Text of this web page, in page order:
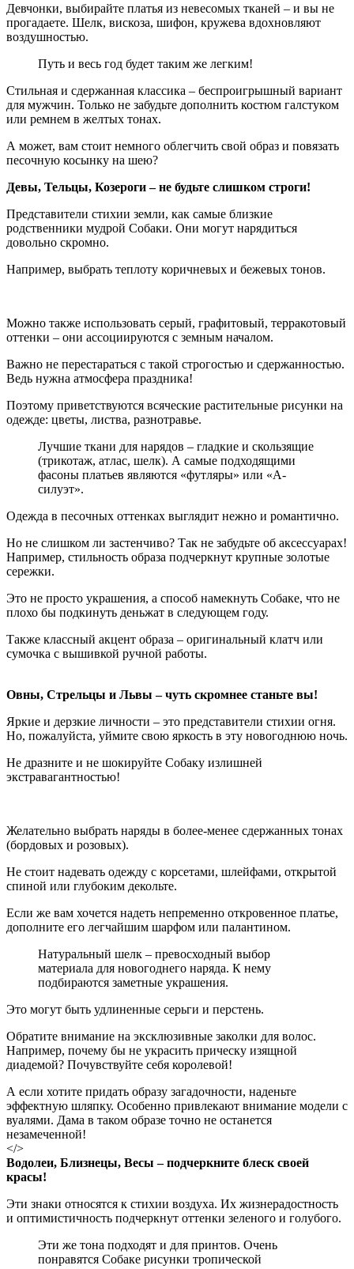
Девчонки, выбирайте платья из невесомых тканей – и вы не
прогадаете. Шелк, вискоза, шифон, кружева вдохновляют
воздушностью.
Путь и весь год будет таким же легким!
Стильная и сдержанная классика – беспроигрышный вариант
для мужчин. Только не забудьте дополнить костюм галстуком
или ремнем в желтых тонах.
А может, вам стоит немного облегчить свой образ и повязать
песочную косынку на шею?
Девы, Тельцы, Козероги – не будьте слишком строги!
Представители стихии земли, как самые близкие
родственники мудрой Собаки. Они могут нарядиться
довольно скромно.
Например, выбрать теплоту коричневых и бежевых тонов.
Можно также использовать серый, графитовый, терракотовый
оттенки – они ассоциируются с земным началом.
Важно не перестараться с такой строгостью и сдержанностью.
Ведь нужна атмосфера праздника!
Поэтому приветствуются всяческие растительные рисунки на
одежде: цветы, листва, разнотравье.
Лучшие ткани для нарядов – гладкие и скользящие
(трикотаж, атлас, шелк). А самые подходящими
фасоны платьев являются «футляры» или «А-
силуэт».
Одежда в песочных оттенках выглядит нежно и романтично.
Но не слишком ли застенчиво? Так не забудьте об аксессуарах!
Например, стильность образа подчеркнут крупные золотые
сережки.
Это не просто украшения, а способ намекнуть Собаке, что не
плохо бы подкинуть деньжат в следующем году.
Также классный акцент образа – оригинальный клатч или
сумочка с вышивкой ручной работы.
Овны, Стрельцы и Львы – чуть скромнее станьте вы!
Яркие и дерзкие личности – это представители стихии огня.
Но, пожалуйста, уймите свою яркость в эту новогоднюю ночь.
Не дразните и не шокируйте Собаку излишней
экстравагантностью!
Желательно выбрать наряды в более-менее сдержанных тонах
(бордовых и розовых).
Не стоит надевать одежду с корсетами, шлейфами, открытой
спиной или глубоким декольте.
Если же вам хочется надеть непременно откровенное платье,
дополните его легчайшим шарфом или палантином.
Натуральный шелк – превосходный выбор
материала для новогоднего наряда. К нему
подбираются заметные украшения.
Это могут быть удлиненные серьги и перстень.
Обратите внимание на эксклюзивные заколки для волос.
Например, почему бы не украсить прическу изящной
диадемой? Почувствуйте себя королевой!
А если хотите придать образу загадочности, наденьте
эффектную шляпку. Особенно привлекают внимание модели с
вуалями. Дама в таком образе точно не останется
незамеченной!
</>
Водолеи, Близнецы, Весы – подчеркните блеск своей
красы!
Эти знаки относятся к стихии воздуха. Их жизнерадостность
и оптимистичность подчеркнут оттенки зеленого и голубого.
Эти же тона подходят и для принтов. Очень
понравятся Собаке рисунки тропической